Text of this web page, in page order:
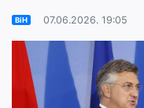
BiH 07.06.2026. 19:05